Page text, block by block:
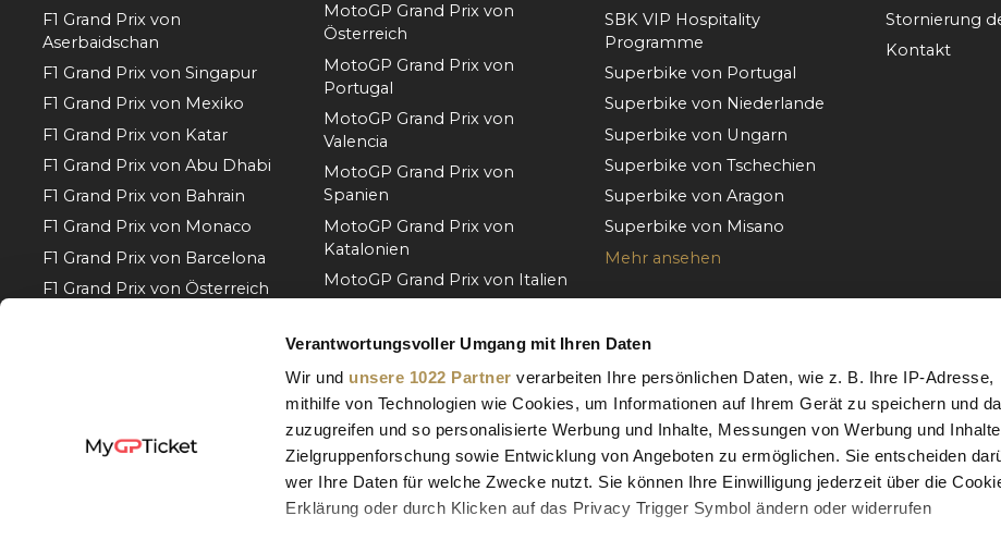
Verantwortungsvoller Umgang mit Ihren Daten
Wir und unsere 1022 Partner verarbeiten Ihre persönlichen Daten, wie z. B. Ihre IP-Adresse,
mithilfe von Technologien wie Cookies, um Informationen auf Ihrem Gerät zu speichern und
zuzugreifen und so personalisierte Werbung und Inhalte, Messungen von Werbung und
Zielgruppenforschung sowie Entwicklung von Angeboten zu ermöglichen. Sie entscheiden
wer Ihre Daten für welche Zwecke nutzt. Sie können Ihre Einwilligung jederzeit über die
Erklärung oder durch Klicken auf das Privacy Trigger Symbol ändern oder widerrufen
F1 Grand Prix von
Aserbaidschan
F1 Grand Prix von Singapur
F1 Grand Prix von Mexiko
F1 Grand Prix von Katar
F1 Grand Prix von Abu Dhabi
F1 Grand Prix von Bahrain
F1 Grand Prix von Monaco
F1 Grand Prix von Barcelona
F1 Grand Prix von Österreich
MotoGP Grand Prix von
Österreich
MotoGP Grand Prix von
Portugal
MotoGP Grand Prix von
Valencia
MotoGP Grand Prix von
Spanien
MotoGP Grand Prix von
Katalonien
MotoGP Grand Prix von Italien
Tschechien
MotoGP Grand Prix der
Niederlande
MotoGP Grand Prix von
Deutschland
SBK VIP Hospitality
Programme
Superbike von Portugal
Superbike von Niederlande
Superbike von Ungarn
Superbike von Tschechien
Superbike von Aragon
Superbike von Misano
Mehr ansehen
Stornierung
Kontakt